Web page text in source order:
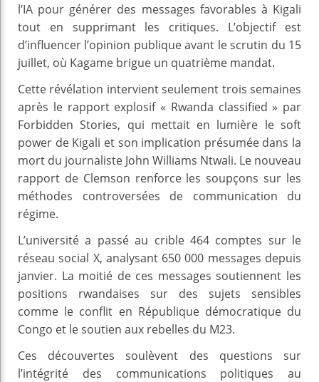
l’IA pour générer des messages favorables à Kigali
tout en supprimant les critiques. L’objectif est
d’influencer l’opinion publique avant le scrutin du 15
juillet, où Kagame brigue un quatrième mandat.
Cette révélation intervient seulement trois semaines
après le rapport explosif « Rwanda classified » par
Forbidden Stories, qui mettait en lumière le soft
power de Kigali et son implication présumée dans la
mort du journaliste John Williams Ntwali. Le nouveau
rapport de Clemson renforce les soupçons sur les
méthodes controversées de communication du
régime.
L’université a passé au crible 464 comptes sur le
réseau social X, analysant 650 000 messages depuis
janvier. La moitié de ces messages soutiennent les
positions rwandaises sur des sujets sensibles
comme le conflit en République démocratique du
Congo et le soutien aux rebelles du M23.
Ces découvertes soulèvent des questions sur
l’intégrité des communications politiques au